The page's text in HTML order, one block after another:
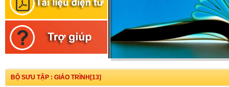
BỘ SƯU TẬP : GIÁO TRÌNH[13]